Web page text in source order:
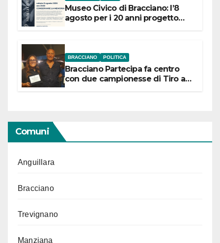
Museo Civico di Bracciano: l’8
agosto per i 20 anni progetto
BRACCIANO POLITICA
Bracciano Partecipa fa centro
con due campionesse di Tiro a
Comuni
Anguillara
Bracciano
Trevignano
Manziana